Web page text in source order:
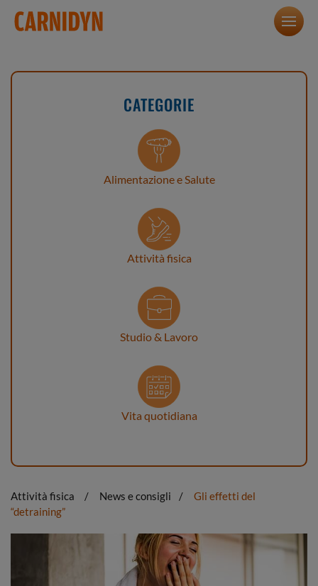
CATEGORIE
Alimentazione e Salute
Attività fisica
Studio & Lavoro
Vita quotidiana
Attività fisica News e consigli
Gli effetti del
“detraining”